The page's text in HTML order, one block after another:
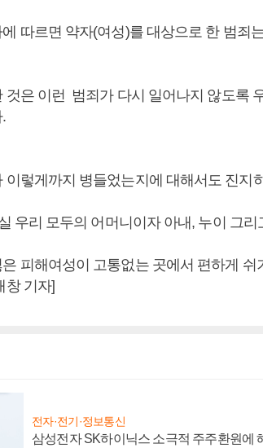
따르면 약자(여성)를 대상으로 한 범죄
것은 이런 범죄가 다시 일어나지 않도록
이렇게까지 병들었는지에 대해서도 진지
우리 모두의 어머니이자 아내, 누이 그
피해여성이 고통없는 곳에서 편하게 쉬
창 기자]
전자·전기·정보통신
삼성전자 SK하이닉스 소극적 주주환원에